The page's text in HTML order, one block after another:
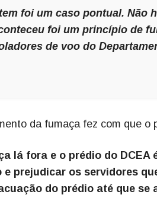
foi um caso pontual. Não
foi um princípio de
de voo do
da fumaça fez com que o
lá fora e o prédio do
prejudicar os servidores
do prédio até que